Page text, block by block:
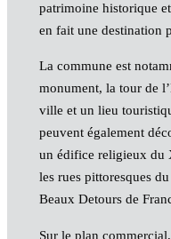
patrimoine historique
en fait une destination
La commune est
monument, la tour de
ville et un lieu
peuvent également
un édifice religieux du
les rues pittoresques
Beaux Detours de
Sur le plan